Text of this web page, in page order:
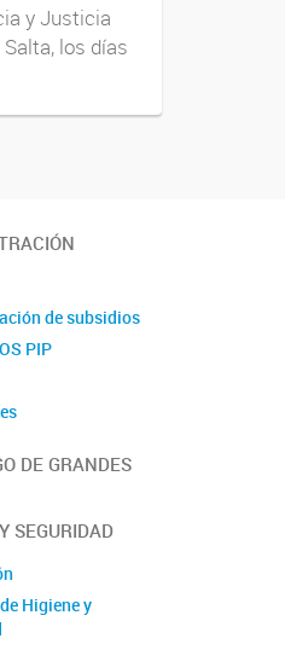
y Justicia
los días
de subsidios
PIP
DE GRANDES
SEGURIDAD
Higiene y